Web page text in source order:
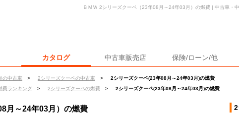
カタログ 中古車販売店 保険/ローン/他
の中古車 > 2シリーズクーペの中古車 >
2シリーズクーペ(23年08月～24年03月)の燃費
費ランキング > 2シリーズクーペの燃費 > 2シリーズクーペ(23年08月～24年03月)の燃費
ＢＭＷ 2シリーズクーペ（23年08月～24年03月）の燃費 | 中古車・
月～24年03月）の燃費